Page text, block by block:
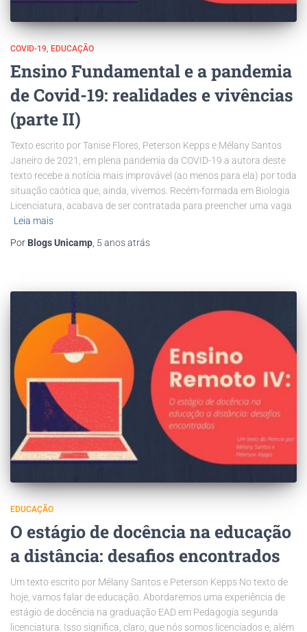
COVID-19 EDUCAÇÃO
Ensino Fundamental e a pandemia
de Covid-19: realidades e vivências
(parte II)
Texto escrito por Tanise Flores, Peterson Kepps e Mélany Santos
Janeiro de 2021, em plena pandemia da COVID-19 a autora deste
texto recebe a notícia mais improvável (ao menos para ela) por toda
situação caótica que, ainda, vivemos. Recém-formada em Biologia
Licenciatura, acabava de ser contratada para preencher uma vaga
Leia mais
Por Blogs Unicamp 5 anosatrás
EDUCAÇÃO
O estágio de docência na educação
a distância: desafios encontrados
Um texto escrito por Mélany Santos e Peterson Kepps No texto de
hoje, vamos falar de educação. Abordaremos uma experiência de
estágio de docência na graduação EAD em Pedagogia segunda
licenciatura. Isso significa, claro, que nós somos licenciados e, além